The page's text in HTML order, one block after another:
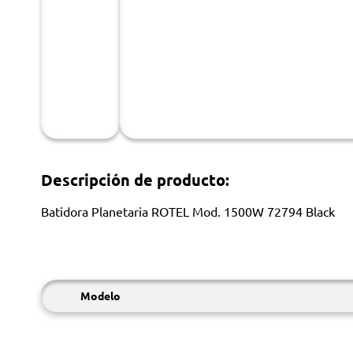
Descripción de producto:
Batidora Planetaria ROTEL Mod. 1500W 72794 Black
Modelo